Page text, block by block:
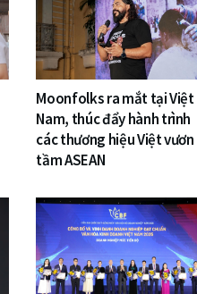
Moonfolks ra mắt tại Việt
Nam, thúc đẩy hành trình
các thương hiệu Việt vươn
tầm ASEAN